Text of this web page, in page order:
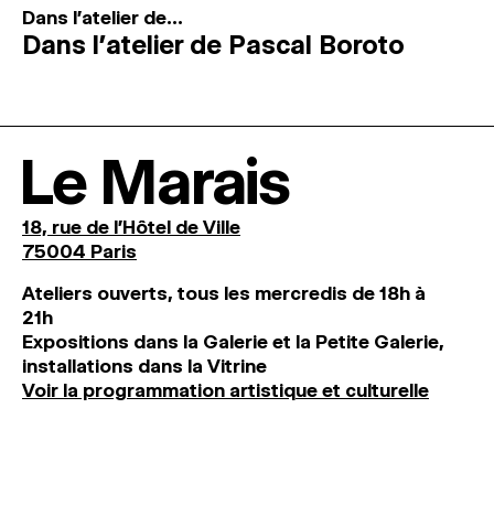
Dans l'atelier de...
Dans l’atelier de Pascal Boroto
Le Marais
18, rue de l'Hôtel de Ville
75004 Paris
Ateliers ouverts, tous les mercredis de 18h à
21h
Expositions dans la Galerie et la Petite Galerie,
installations dans la Vitrine
Voir la programmation artistique et culturelle